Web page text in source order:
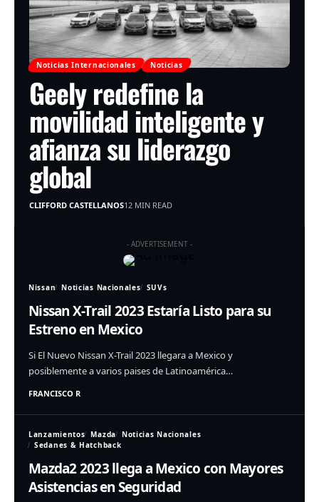
Noticias Internacionales Noticias
Geely redefine la
movilidad inteligente y
afianza su liderazgo
global
CLIFFORD CASTELLANOS12 MIN READ
- ADVERTISEMENT -
Nissan Noticias Nacionales SUVs
Nissan X-Trail 2023 Estaría Listo para su
Estreno en Mexico
Si El Nuevo Nissan X-Trail 2023 llegara a Mexico y
posiblemente a varios paises de Latinoamérica…
FRANCISCO R
Lanzamientos Mazda
Noticias Nacionales
Sedanes & Hatchback
Mazda2 2023 llega a Mexico con Mayores
Asistencias en Seguridad